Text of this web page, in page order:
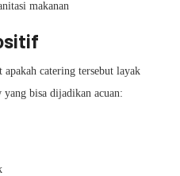
makanan
catering tersebut layak
bisa dijadikan acuan: